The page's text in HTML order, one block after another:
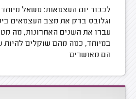
לכבוד יום העצמאות: משאל
וגלובס בדק את מצב העצמאים
עברו את השנים האחרונות, מה
במיוחד, כמה מהם שוקלים להיות
הם מאושרים